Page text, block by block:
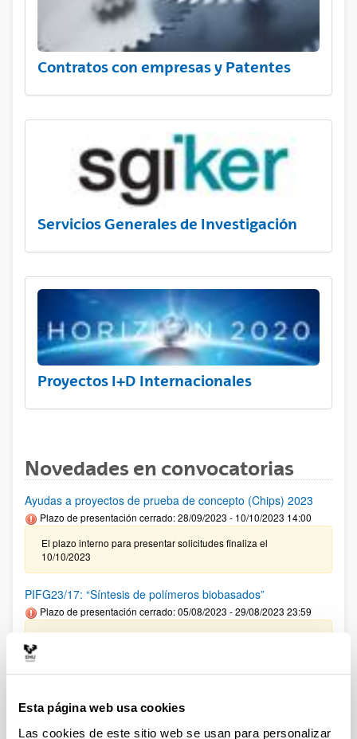
Esta página web usa cookies
Las cookies de este sitio web se usan para personalizar
Contratos con empresas y Patentes
Servicios Generales de Investigación
Proyectos I+D Internacionales
Novedades en convocatorias
Ayudas a proyectos de prueba de concepto (Chips) 2023
Plazo de presentación cerrado: 28/09/2023 - 10/10/2023 14:00
El plazo interno para presentar solicitudes finaliza el
10/10/2023
PIFG23/17: “Síntesis de polímeros biobasados”
Plazo de presentación cerrado: 05/08/2023 - 29/08/2023 23:59
18/09/2023 Se ha publicado la propuesta de adjudicación
PIFG23/09: “Transporte de nano y micro cápsulas
Plazo de presentación cerrado: 12/07/2023 - 04/08/2023 23:59
Se ha publicado la propuesta de adjudicación(23/09/2023)